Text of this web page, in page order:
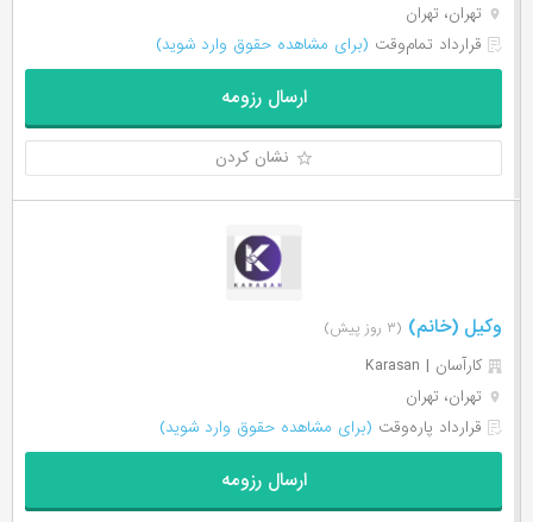
تهران، تهران
قرارداد تمام‌وقت (برای مشاهده حقوق وارد شوید)
ارسال رزومه
نشان کردن
وکیل (خانم) (۳ روز پیش)
کارآسان | Karasan
تهران، تهران
قرارداد پاره‌وقت (برای مشاهده حقوق وارد شوید)
ارسال رزومه